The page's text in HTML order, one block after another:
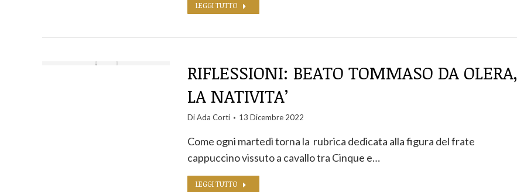
LEGGI TUTTO
RIFLESSIONI: BEATO TOMMASO DA OLERA,
LA NATIVITA’
DiAda Corti 13 Dicembre 2022
Come ogni martedì torna la rubrica dedicata alla figura del frate
cappuccino vissuto a cavallo tra Cinque e…
LEGGI TUTTO